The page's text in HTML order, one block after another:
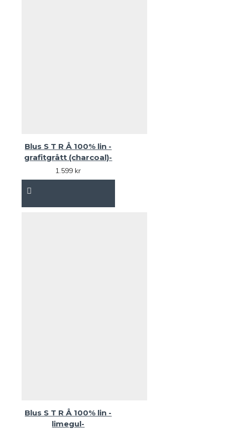
Blus S T R Å 100% lin -
grafitgrått (charcoal)-
1.599 kr
Blus S T R Å 100% lin -
limegul-